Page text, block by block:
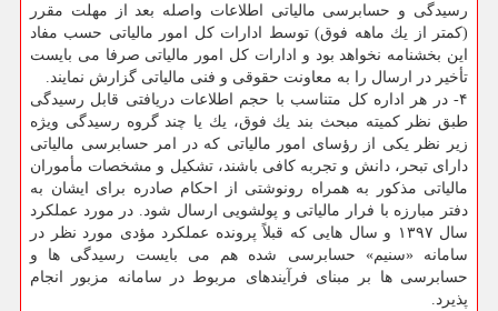
رسیدگی و حسابرسی مالیاتی اطلاعات واصله بعد از مهلت مقرر
(كمتر از یك ماهه فوق) توسط ادارات كل امور مالیاتی حسب مفاد
این بخشنامه نخواهد بود و ادارات كل امور مالیاتی صرفا می بایست
تأخیر در ارسال را به معاونت حقوقی و فنی مالیاتی گزارش نمایند.
۴- در هر اداره كل متناسب با حجم اطلاعات دریافتی قابل رسیدگی
طبق نظر كمیته مبحث بند یك فوق، یك یا چند گروه رسیدگی ویژه
زیر نظر یكی از رؤسای امور مالیاتی كه در امر حسابرسی مالیاتی
دارای تبحر، دانش و تجربه كافی باشند، تشكیل و مشخصات مأموران
مالیاتی مذكور به همراه رونوشتی از احكام صادره برای ایشان به
دفتر مبارزه با فرار مالیاتی و پولشویی ارسال شود. در مورد عملكرد
سال ۱۳۹۷ و سال هایی كه قبلاً پرونده عملكرد مؤدی مورد نظر در
سامانه «سنیم» حسابرسی شده هم می بایست رسیدگی ها و
حسابرسی ها بر مبنای فرآیندهای مربوط در سامانه مزبور انجام
پذیرد.